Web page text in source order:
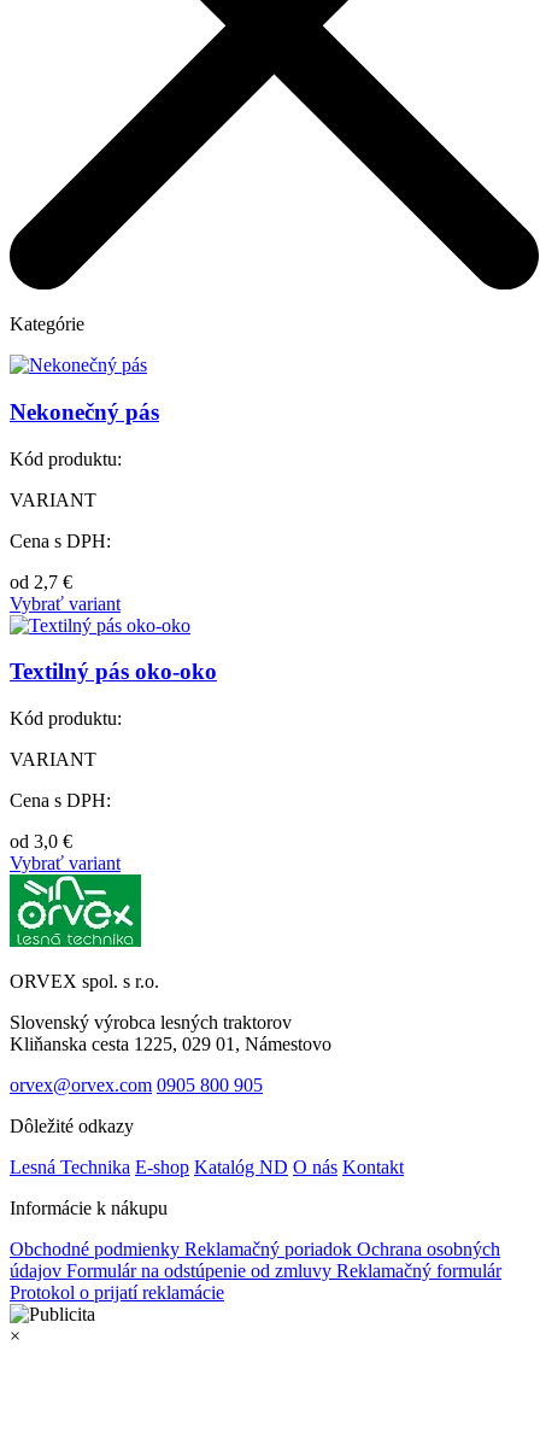
Kategórie
Nekonečný pás
Kód produktu:
VARIANT
Cena s DPH:
od 2,7 €
Vybrať variant
Textilný pás oko-oko
Kód produktu:
VARIANT
Cena s DPH:
od 3,0 €
Vybrať variant
ORVEX spol. s r.o.
Slovenský výrobca lesných traktorov
Kliňanska cesta 1225, 029 01, Námestovo
orvex@orvex.com 0905 800 905
Dôležité odkazy
Lesná Technika E-shop Katalóg ND O nás Kontakt
Informácie k nákupu
Obchodné podmienky Reklamačný poriadok Ochrana osobných
údajov Formulár na odstúpenie od zmluvy Reklamačný formulár
Protokol o prijatí reklamácie
×